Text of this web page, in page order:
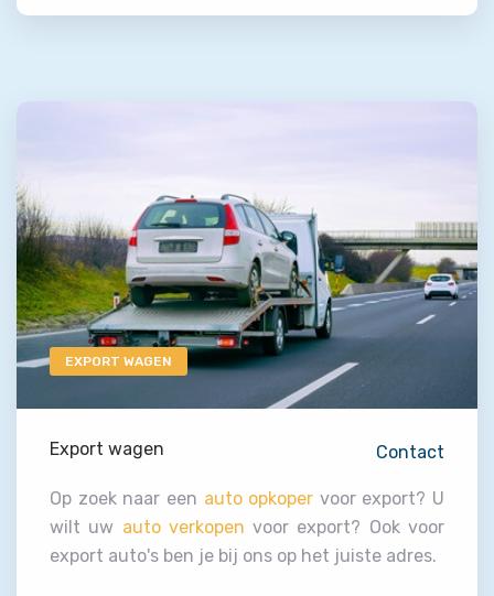
EXPORT WAGEN
Export wagen Contact
Op zoek naar een auto opkoper voor export? U
wilt uw auto verkopen voor export? Ook voor
export auto's ben je bij ons op het juiste adres.